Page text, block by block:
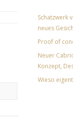
Schatzwerk
neues
Proof of
Neuer
Konzept,
Wieso